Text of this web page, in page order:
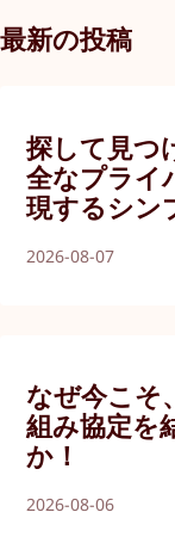
最新の投稿
探して見つ
全なプライ
現するシン
2026-08-07
なぜ今こそ
組み協定を
か！
2026-08-06